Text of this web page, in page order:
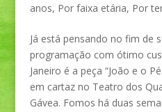
anos, Por faixa etária, Por
Já está pensando no fim de
programação com ótimo
Janeiro é a peça “João e o
em cartaz no Teatro dos
Gávea. Fomos há duas